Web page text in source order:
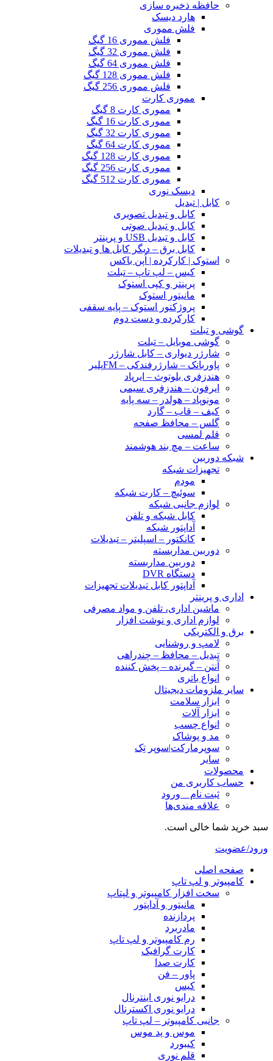
حافظه ذخیره سازی
هارد دیسک
فلش مموری
فلش مموری 16 گیگ
فلش مموری 32 گیگ
فلش مموری 64 گیگ
فلش مموری 128 گیگ
فلش مموری 256 گیگ
مموری کارت
مموری کارت 8 گیگ
مموری کارت 16 گیگ
مموری کارت 32 گیگ
مموری کارت 64 گیگ
مموری کارت 128 گیگ
مموری کارت 256 گیگ
مموری کارت 512 گیگ
دیسک نوری
کابل | تبدیل
کابل و تبدیل تصویری
کابل و تبدیل صوتی
کابل و تبدیل USB و پرینتر
کابل برق – دیگر کابل ها و تبدیلات
استوک | کارکرده | اُپن باکس
کیس – لپ تاپ – تبلت
پرینتر و کپی استوک
مانیتور استوک
پروژکتور استوک – پایه سقفی
کارکرده و دست دوم
گوشی و تبلت
گوشی موبایل – تبلت
شارژر دیواری – کابل شارژر
پاوربانک – شارژرفندکی – FMپلیر
هندزفری بلوتوث – ایرپاد
ایرفون – هندزفری سیمی
مونوپاد – هولدر – سه پایه
کیف – قاب – گارد
گلس – محافظ صفحه
قلم لمسی
ساعت – مچ بند هوشمند
شبکه دوربین
تجهیزات شبکه
مودم
سوئیچ – کارت شبکه
لوازم جانبی شبکه
کابل شبکه و تلفن
آداپتور شبکه
کانکتور – اسپلیتر – تبدیلات
دوربین مداربسته
دوربین مداربسته
دستگاه DVR
آداپتور کابل تبدیلات تجهیزات
اداری و پرینتر
ماشین اداری، تلفن و مواد مصرفی
لوازم اداری و نوشت افزار
برق و الکتریکی
لامپ و روشنایی
تبدیل – محافظ – چندراهی
آنتن – گیرنده – پخش کننده
انواع باتری
سایر ملزومات دیجیتال
ابزار سلامت
ابزار آلات
انواع چسب
مد و پوشاک
سوپرمارکت|سوپر تِک
سایر
محصولات
حساب کاربری من
ثبت نام _ ورود
علاقه مندی‌ها
سبد خرید شما خالی است.
ورود/عضویت
صفحه اصلی
کامپیوتر و‌‌‌‌‌ لپ تاپ
سخت افزار کامپیوتر و لپتاپ
مانیتور و آداپتور
پردازنده
مادربرد
رم کامپیوتر و لپ تاپ
کارت گرافیک
کارت صدا
پاور – فن
کیس
درایو نوری اینترنال
درایو نوری اکسترنال
جانبی کامپیوتر – لپ تاپ
موس و پد موس
کیبورد
قلم نوری